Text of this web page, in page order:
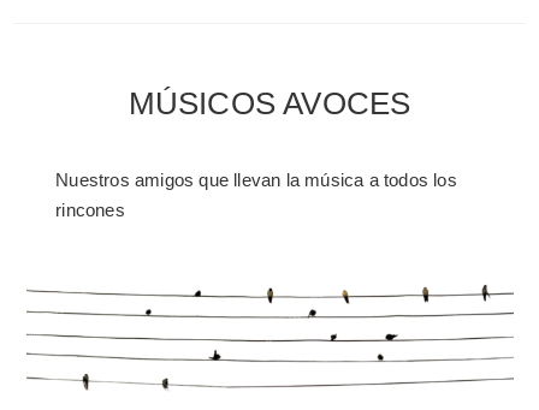
MÚSICOS AVOCES
Nuestros amigos que llevan la música a todos los
rincones